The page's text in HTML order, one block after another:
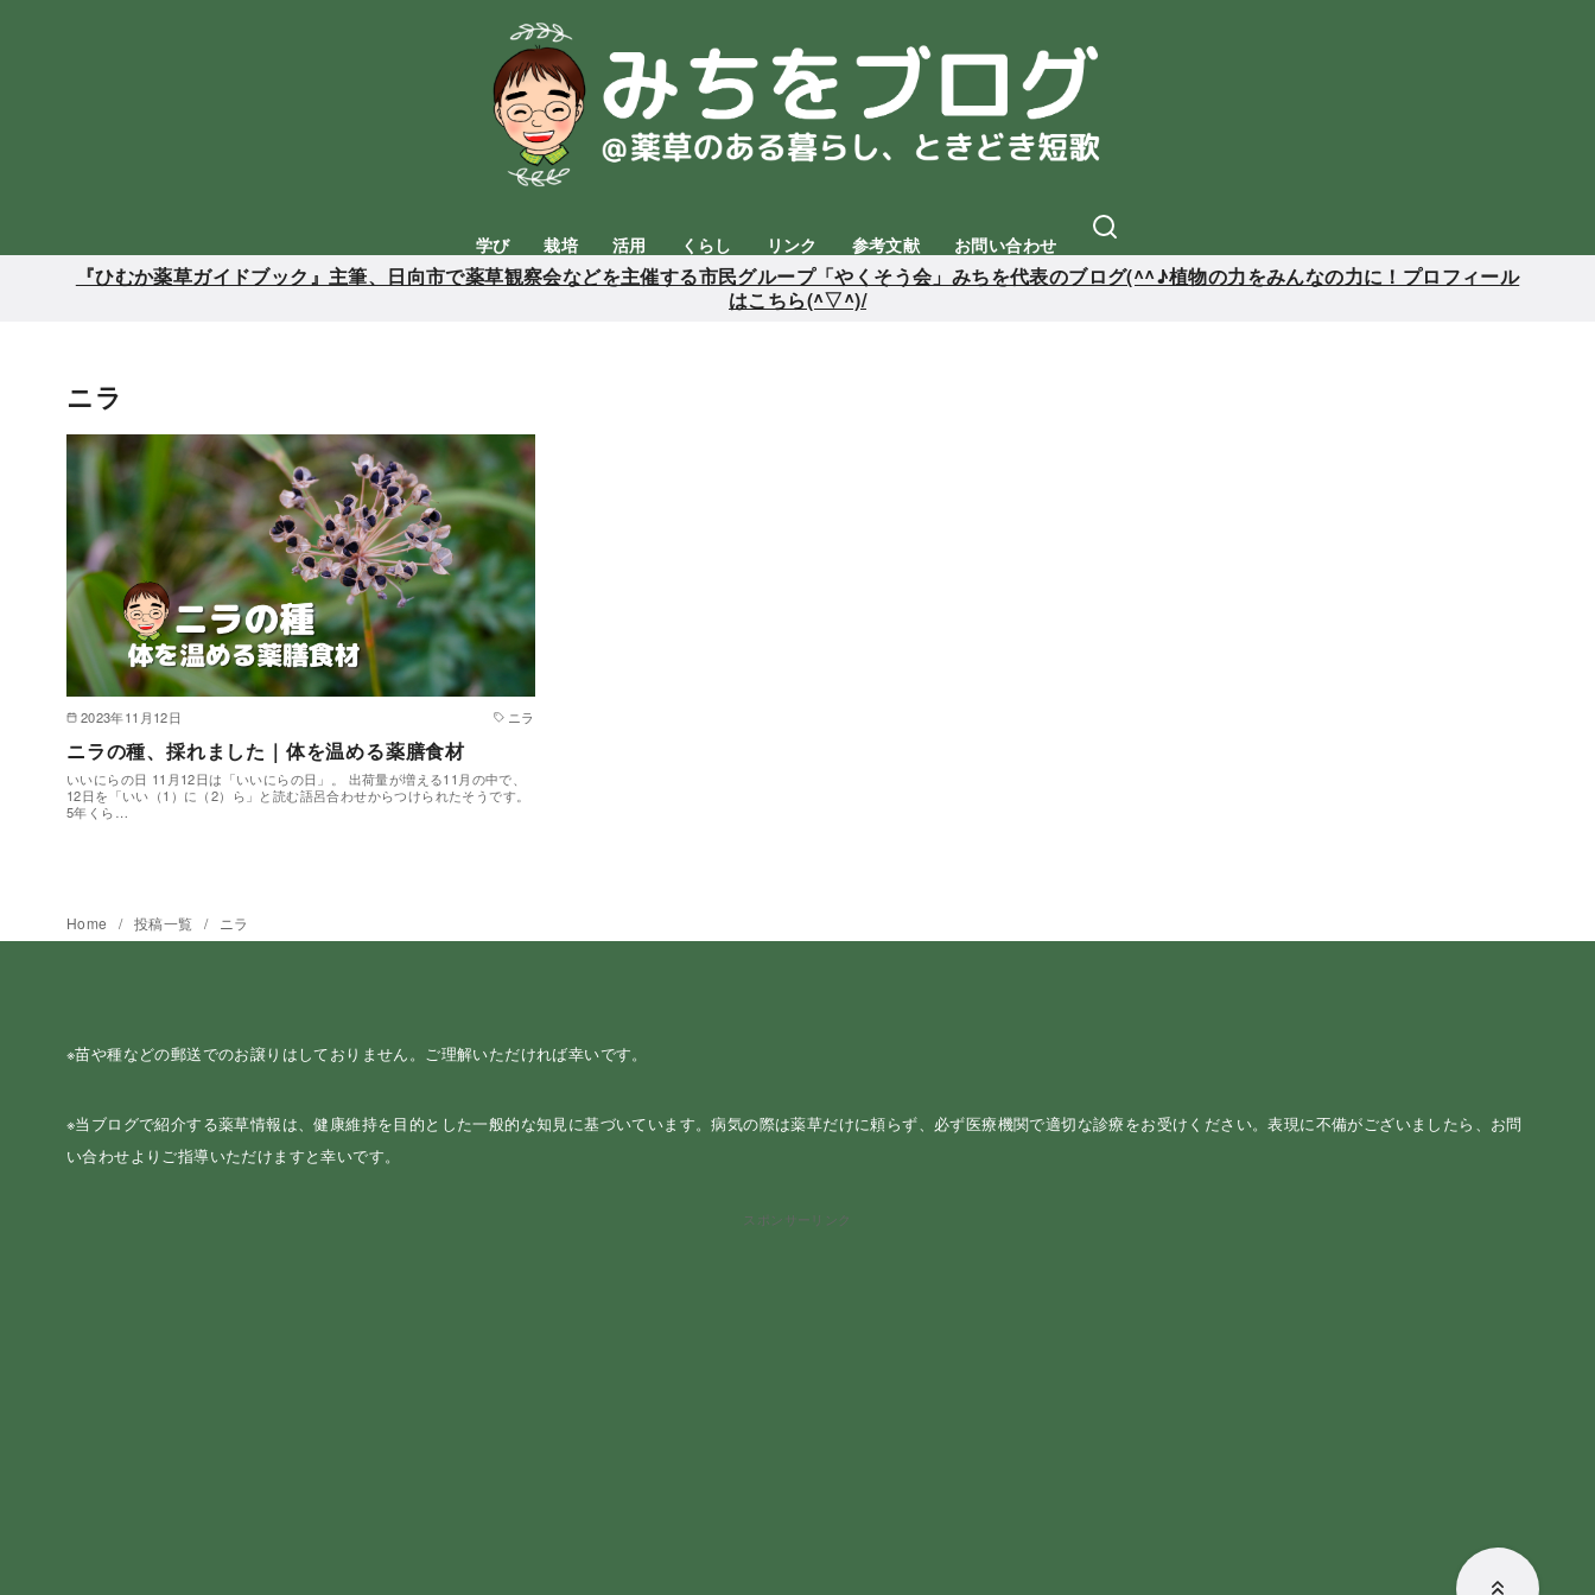
学び 栽培 活用 くらし リンク 参考文献 お問い合わせ
『ひむか薬草ガイドブック』主筆、日向市で薬草観察会などを主催する市民グループ「やくそう会」みちを代表のブログ(^^♪植物の力をみんなの力に！プロフィール
はこちら(^▽^)/
ニラ
2023年11月12日 ニラ
ニラの種、採れました｜体を温める薬膳食材
いいにらの日 11月12日は「いいにらの日」。 出荷量が増える11月の中で、
12日を「いい（1）に（2）ら」と読む語呂合わせからつけられたそうです。
5年くら…
Home 投稿一覧 ニラ
※苗や種などの郵送でのお譲りはしておりません。ご理解いただければ幸いです。
※当ブログで紹介する薬草情報は、健康維持を目的とした一般的な知見に基づいています。病気の際は薬草だけに頼らず、必ず医療機関で適切な診療をお受けください。表現に不備がございましたら、お問
い合わせよりご指導いただけますと幸いです。
スポンサーリンク